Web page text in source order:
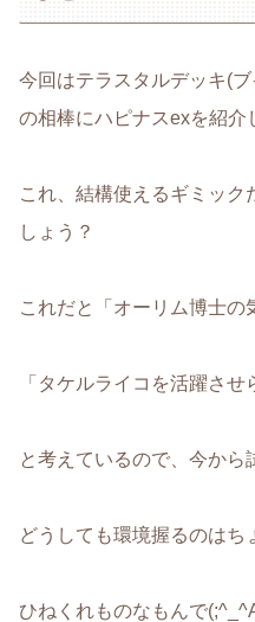
今回はテラスタルデッキ(
の相棒にハピナスexを紹介
これ、結構使えるギミッ
しょう？
これだと「オーリム博士の
「タケルライコを活躍させ
と考えているので、今から
どうしても環境握るのは
ひねくれものなもんで